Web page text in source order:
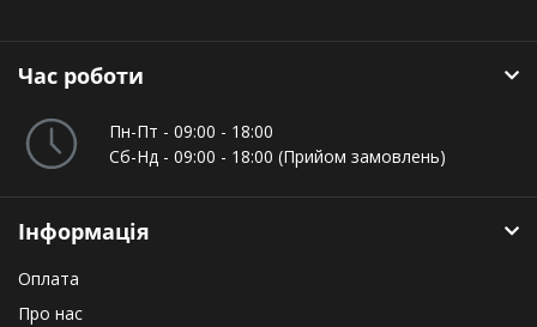
Час роботи
Пн-Пт - 09:00 - 18:00
Сб-Нд - 09:00 - 18:00 (Прийом замовлень)
Інформація
Оплата
Про нас